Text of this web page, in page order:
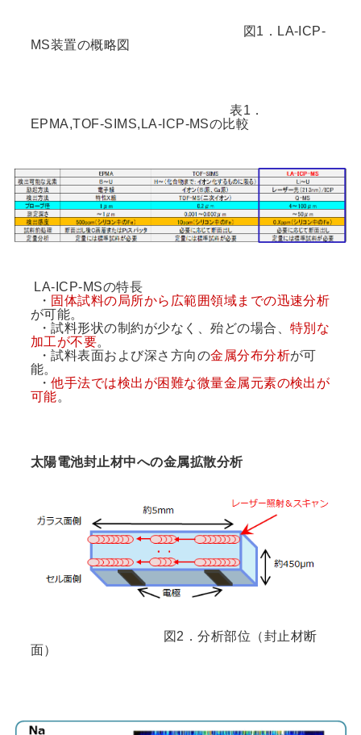
図1．LA-ICP-
MS装置の概略図
表1．
EPMA,TOF-SIMS,LA-ICP-MSの比較
LA-ICP-MSの特長
・ 固体試料の局所から広範囲領域までの迅速分析
が可能。
・試料形状の制約が少なく、殆どの場合、 特別な
加工が不要。
・試料表面および深さ方向の金属分布分析が可
能。
・他手法では検出が困難な微量金属元素の検出が
可能。
太陽電池封止材中への金属拡散分析
図2．分析部位（封止材断
面）